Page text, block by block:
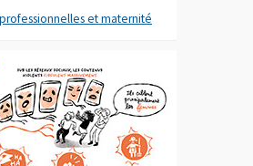
et maternité